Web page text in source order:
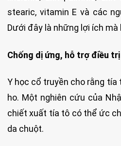
stearic, vitamin E và các
Dưới đây là những lợi ích mà
Chống dị ứng, hỗ trợ điều
Y học cổ truyền cho rằng
ho. Một nghiên cứu của
chiết xuất tía tô có thể ức
da chuột.